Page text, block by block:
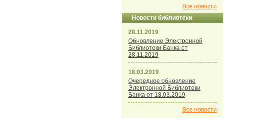
Все новости
Новости библиотеки
28.11.2019
Обновление Электронной
Библиотеки Банка от
28.11.2019
18.03.2019
Очередное обновление
Электронной Библиотеки
Банка от 18.03.2019
Все новости